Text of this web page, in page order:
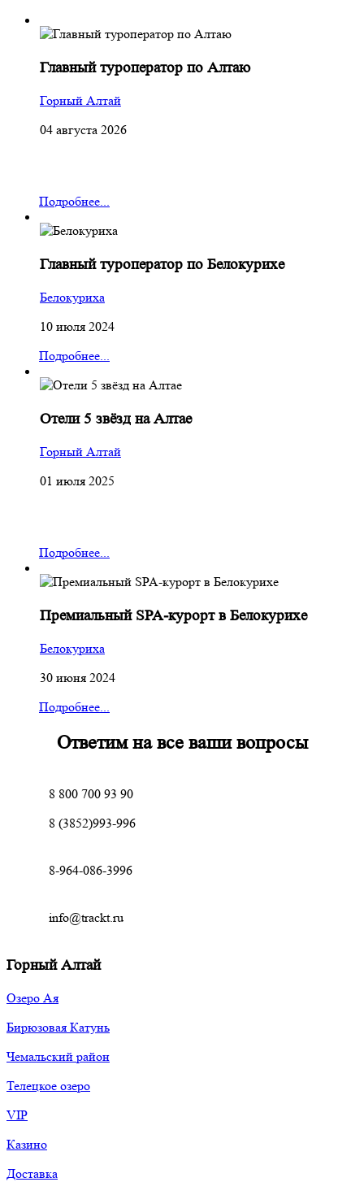
Главный туроператор по Алтаю
Горный Алтай
04 августа 2026
Подробнее...
Главный туроператор по Белокурихе
Белокуриха
10 июля 2024
Подробнее...
Отели 5 звёзд на Алтае
Горный Алтай
01 июля 2025
Подробнее...
Премиальный SPA-курорт в Белокурихе
Белокуриха
30 июня 2024
Подробнее...
Ответим на все ваши вопросы
8 800 700 93 90
8 (3852)993-996
8-964-086-3996
info@trackt.ru
Горный Алтай
Озеро Ая
Бирюзовая Катунь
Чемальский район
Телецкое озеро
VIP
Казино
Доставка